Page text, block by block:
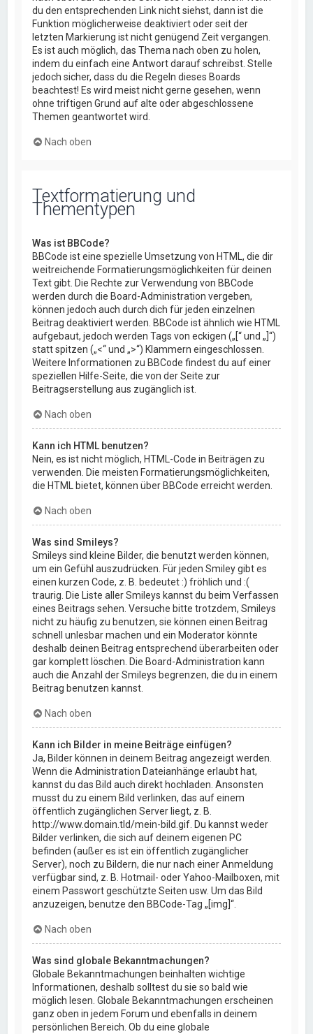
du den entsprechenden Link nicht siehst, dann ist die
Funktion möglicherweise deaktiviert oder seit der
letzten Markierung ist nicht genügend Zeit vergangen.
Es ist auch möglich, das Thema nach oben zu holen,
indem du einfach eine Antwort darauf schreibst. Stelle
jedoch sicher, dass du die Regeln dieses Boards
beachtest! Es wird meist nicht gerne gesehen, wenn
ohne triftigen Grund auf alte oder abgeschlossene
Themen geantwortet wird.
Nach oben
Textformatierung und
Thementypen
Was ist BBCode?
BBCode ist eine spezielle Umsetzung von HTML, die dir
weitreichende Formatierungsmöglichkeiten für deinen
Text gibt. Die Rechte zur Verwendung von BBCode
werden durch die Board-Administration vergeben,
können jedoch auch durch dich für jeden einzelnen
Beitrag deaktiviert werden. BBCode ist ähnlich wie HTML
aufgebaut, jedoch werden Tags von eckigen („[“ und „]“)
statt spitzen („<“ und „>“) Klammern eingeschlossen.
Weitere Informationen zu BBCode findest du auf einer
speziellen Hilfe-Seite, die von der Seite zur
Beitragserstellung aus zugänglich ist.
Nach oben
Kann ich HTML benutzen?
Nein, es ist nicht möglich, HTML-Code in Beiträgen zu
verwenden. Die meisten Formatierungsmöglichkeiten,
die HTML bietet, können über BBCode erreicht werden.
Nach oben
Was sind Smileys?
Smileys sind kleine Bilder, die benutzt werden können,
um ein Gefühl auszudrücken. Für jeden Smiley gibt es
einen kurzen Code, z. B. bedeutet :) fröhlich und :(
traurig. Die Liste aller Smileys kannst du beim Verfassen
eines Beitrags sehen. Versuche bitte trotzdem, Smileys
nicht zu häufig zu benutzen, sie können einen Beitrag
schnell unlesbar machen und ein Moderator könnte
deshalb deinen Beitrag entsprechend überarbeiten oder
gar komplett löschen. Die Board-Administration kann
auch die Anzahl der Smileys begrenzen, die du in einem
Beitrag benutzen kannst.
Nach oben
Kann ich Bilder in meine Beiträge einfügen?
Ja, Bilder können in deinem Beitrag angezeigt werden.
Wenn die Administration Dateianhänge erlaubt hat,
kannst du das Bild auch direkt hochladen. Ansonsten
musst du zu einem Bild verlinken, das auf einem
öffentlich zugänglichen Server liegt, z. B.
http://www.domain.tld/mein-bild.gif. Du kannst weder
Bilder verlinken, die sich auf deinem eigenen PC
befinden (außer es ist ein öffentlich zugänglicher
Server), noch zu Bildern, die nur nach einer Anmeldung
verfügbar sind, z. B. Hotmail- oder Yahoo-Mailboxen, mit
einem Passwort geschützte Seiten usw. Um das Bild
anzuzeigen, benutze den BBCode-Tag „[img]“.
Nach oben
Was sind globale Bekanntmachungen?
Globale Bekanntmachungen beinhalten wichtige
Informationen, deshalb solltest du sie so bald wie
möglich lesen. Globale Bekanntmachungen erscheinen
ganz oben in jedem Forum und ebenfalls in deinem
persönlichen Bereich. Ob du eine globale